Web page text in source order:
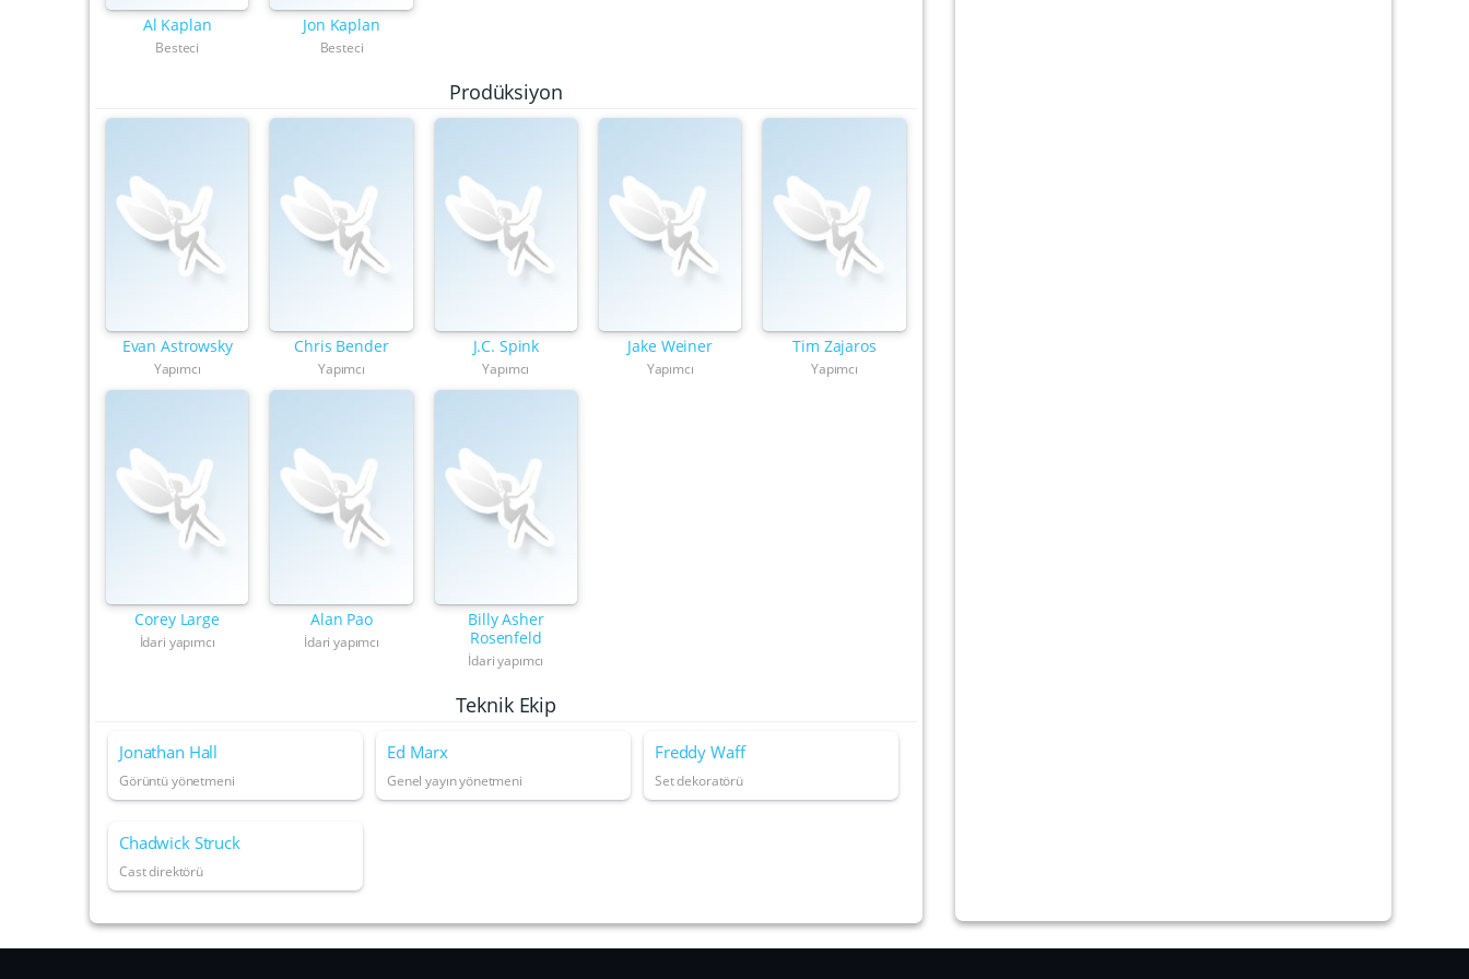
Al Kaplan
Besteci
Jon Kaplan
Besteci
Prodüksiyon
Evan Astrowsky
Yapımcı
Chris Bender
Yapımcı
J.C. Spink
Yapımcı
Jake Weiner
Yapımcı
Tim Zajaros
Yapımcı
Corey Large
İdari yapımcı
Alan Pao
İdari yapımcı
Billy Asher
Rosenfeld
İdari yapımcı
Teknik Ekip
Jonathan Hall
Görüntü yönetmeni
Ed Marx
Genel yayın yönetmeni
Freddy Waff
Set dekoratörü
Chadwick Struck
Cast direktörü